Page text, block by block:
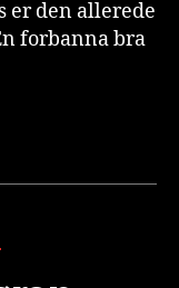
er den allerede
forbanna bra